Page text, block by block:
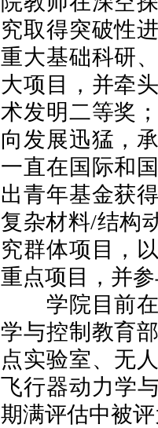
究取得突破性
重大基础科研
大项目，并牵
术发明二等奖
向发展迅猛，
一直在国际和
出青年基金获
复杂材料/结构
究群体项目，
重点项目，并
学院目前在
学与控制教育
点实验室、无
飞行器动力学
期满评估中被